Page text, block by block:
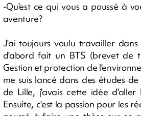
-Qu'est ce qui vous a poussé à
aventure?
J'ai toujours voulu travailler dans
d'abord fait un BTS (brevet de
Gestion et protection de
me suis lancé dans des études
de Lille, j'avais cette idée d'aller
Ensuite, c'est la passion pour les